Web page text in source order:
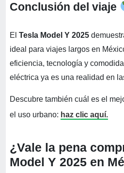
Conclusión del viaje
El Tesla Model Y 2025
ideal para viajes largos en
eficiencia, tecnología y
eléctrica ya es una realidad en
Descubre también cuál es el
el uso urbano: haz clic aquí.
¿Vale la pena
Model Y 2025 en